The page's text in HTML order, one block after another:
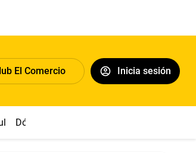
El Comercio Inicia sesión
Dólar